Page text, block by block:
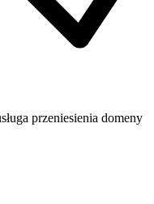
przeniesienia domeny